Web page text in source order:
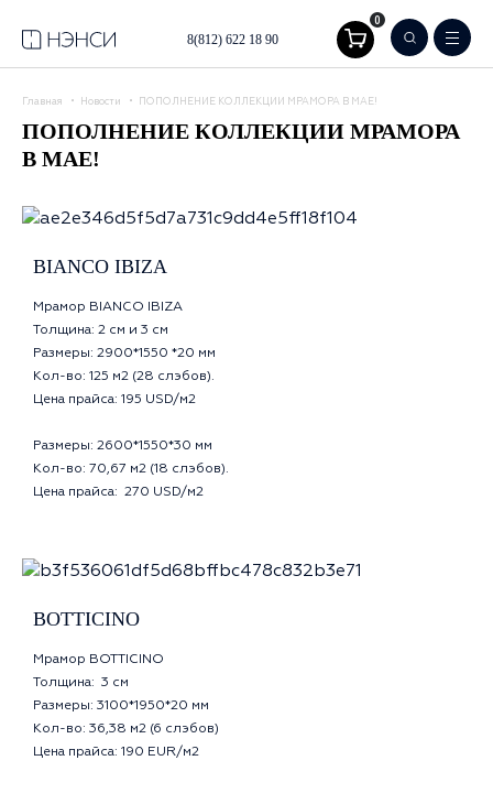
8(812) 622 18 90
0
Главная Новости ПОПОЛНЕНИЕ КОЛЛЕКЦИИ МРАМОРА В МАЕ!
ПОПОЛНЕНИЕ КОЛЛЕКЦИИ МРАМОРА
В МАЕ!
BIANCO IBIZA
Мрамор BIANCO IBIZA
Толщина: 2 см и 3 см
Размеры: 2900*1550 *20 мм
Кол-во: 125 м2 (28 слэбов).
Цена прайса: 195 USD/м2
Размеры: 2600*1550*30 мм
Кол-во: 70,67 м2 (18 слэбов).
Цена прайса: 270 USD/м2
BOTTICINO
Мрамор BOTTICINO
Толщина: 3 см
Размеры: 3100*1950*20 мм
Кол-во: 36,38 м2 (6 слэбов)
Цена прайса: 190 EUR/м2